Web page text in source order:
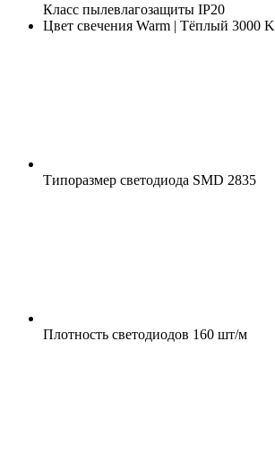
Класс пылевлагозащиты IP20
Цвет свечения Warm | Тёплый 3000 K
Типоразмер светодиода SMD 2835
Плотность светодиодов 160 шт/м